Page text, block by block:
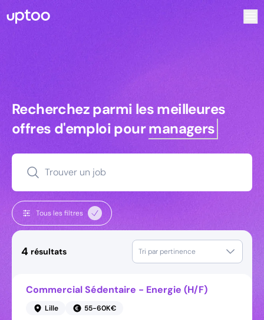
Recherchez parmi les meilleures
Recherchez parmi les meilleures
offres d'emploi pourmanagers
Trouver un job
Tous les filtres
4 résultats Tri par pertinence
Commercial Sédentaire - Energie (H/F)
Lille
55-60K€